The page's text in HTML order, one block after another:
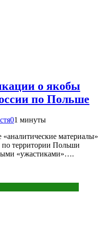
о якобы
по Польше
01 минуты
материалы»
по территории Польши
«ужастиками»….